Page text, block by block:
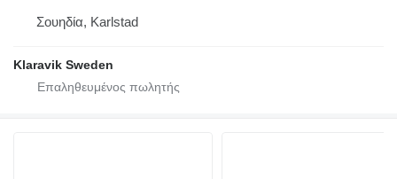
Σουηδία, Karlstad
Klaravik Sweden